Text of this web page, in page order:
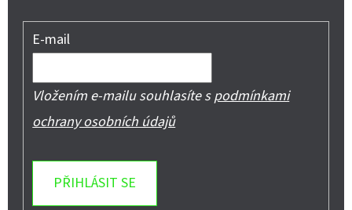
E-mail
Vložením e-mailu souhlasíte spodmínkami
ochrany osobních údajů
PŘIHLÁSIT SE